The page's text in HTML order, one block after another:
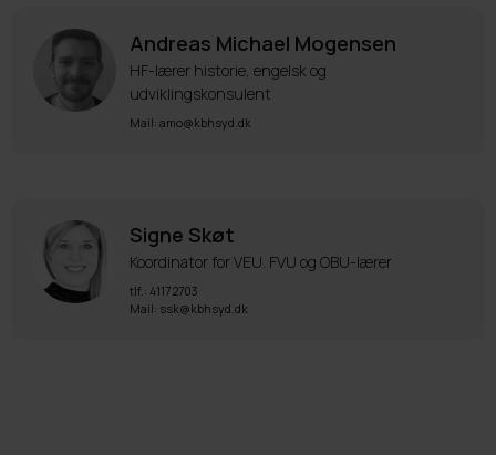
Andreas Michael Mogensen
HF-lærer historie, engelsk og
udviklingskonsulent
Mail: amo@kbhsyd.dk
Signe Skøt
Koordinator for VEU. FVU og OBU-lærer
tlf.: 4117 2703
Mail: ssk@kbhsyd.dk